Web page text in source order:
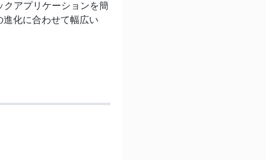
アプリケーションを簡
化に合わせて幅広い